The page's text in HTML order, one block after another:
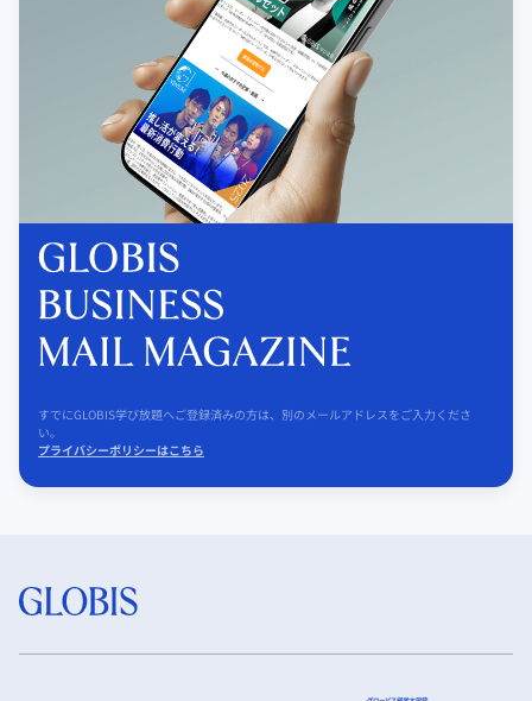
すでにGLOBIS学び放題へご登録済みの方は、別のメールアドレスをご入力くださ
い。
プライバシーポリシーはこちら